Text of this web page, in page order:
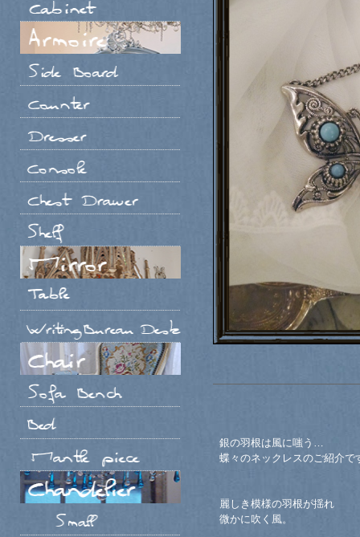
銀の羽根は風に嗤う…
蝶々のネックレスのご紹介で
麗しき模様の羽根が揺れ
微かに吹く風。